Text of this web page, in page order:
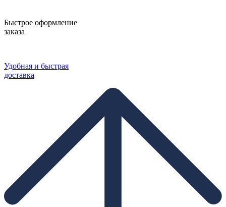
Быстрое оформление
заказа
Удобная и быстрая
доставка